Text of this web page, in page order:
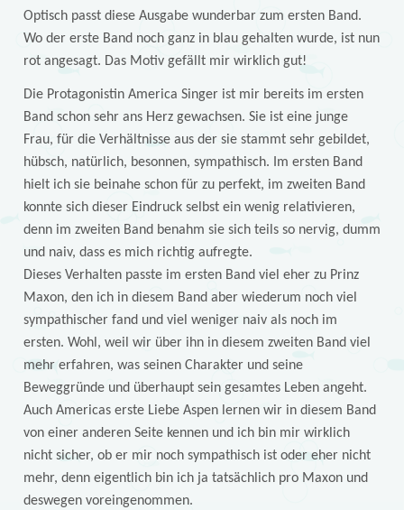
Optisch passt diese Ausgabe wunderbar zum ersten Band.
Wo der erste Band noch ganz in blau gehalten wurde, ist nun
rot angesagt. Das Motiv gefällt mir wirklich gut!
Die Protagonistin America Singer ist mir bereits im ersten
Band schon sehr ans Herz gewachsen. Sie ist eine junge
Frau, für die Verhältnisse aus der sie stammt sehr gebildet,
hübsch, natürlich, besonnen, sympathisch. Im ersten Band
hielt ich sie beinahe schon für zu perfekt, im zweiten Band
konnte sich dieser Eindruck selbst ein wenig relativieren,
denn im zweiten Band benahm sie sich teils so nervig, dumm
und naiv, dass es mich richtig aufregte.
Dieses Verhalten passte im ersten Band viel eher zu Prinz
Maxon, den ich in diesem Band aber wiederum noch viel
sympathischer fand und viel weniger naiv als noch im
ersten. Wohl, weil wir über ihn in diesem zweiten Band viel
mehr erfahren, was seinen Charakter und seine
Beweggründe und überhaupt sein gesamtes Leben angeht.
Auch Americas erste Liebe Aspen lernen wir in diesem Band
von einer anderen Seite kennen und ich bin mir wirklich
nicht sicher, ob er mir noch sympathisch ist oder eher nicht
mehr, denn eigentlich bin ich ja tatsächlich pro Maxon und
deswegen voreingenommen.